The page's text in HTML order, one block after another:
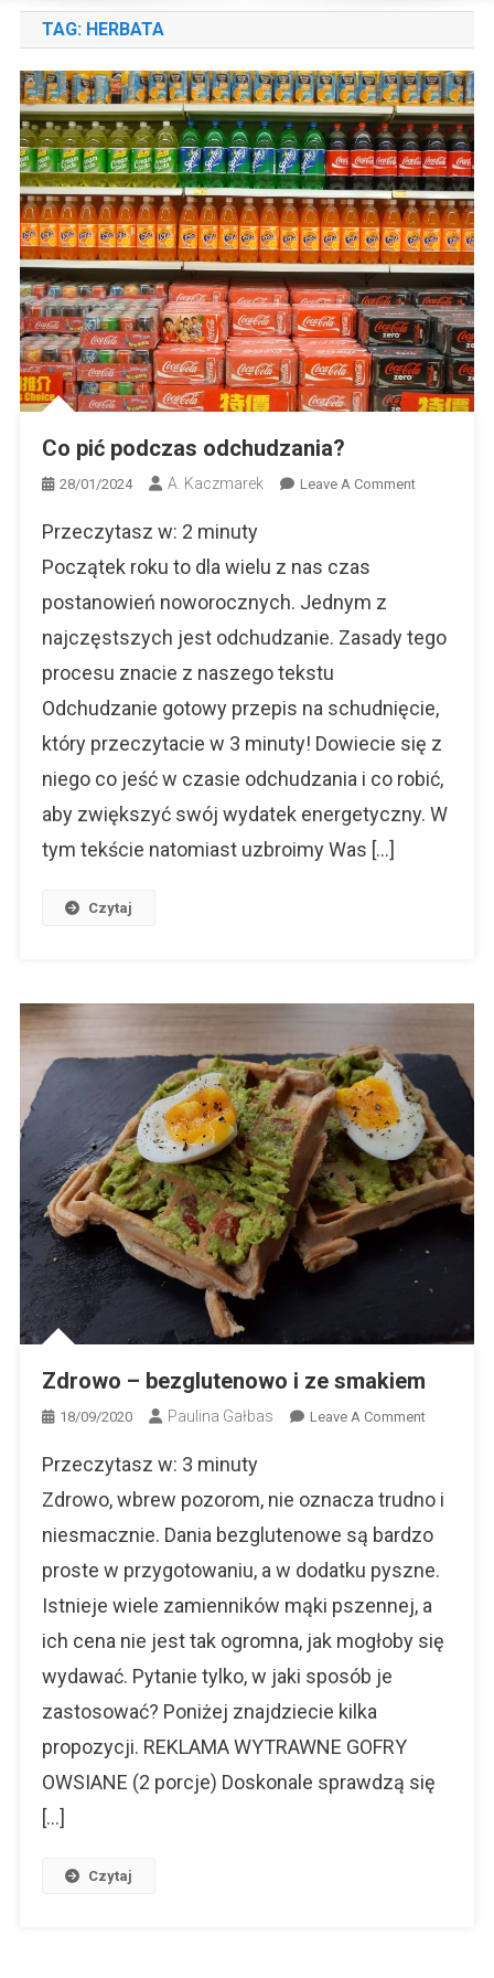
TAG: HERBATA
Co pić podczas odchudzania?
28/01/2024 A. Kaczmarek Leave A CommentOn
Przeczytasz w: 2 minuty
Początek roku to dla wielu z nas czas
postanowień noworocznych. Jednym z
najczęstszych jest odchudzanie. Zasady tego
procesu znacie z naszego tekstu
Odchudzanie gotowy przepis na schudnięcie,
który przeczytacie w 3 minuty! Dowiecie się z
niego co jeść w czasie odchudzania i co robić,
aby zwiększyć swój wydatek energetyczny. W
tym tekście natomiast uzbroimy Was […]
Czytaj
Zdrowo – bezglutenowo i ze smakiem
18/09/2020 Paulina Gałbas Leave A CommentOn
Ze
Smakiem
Przeczytasz w: 3 minuty
Zdrowo, wbrew pozorom, nie oznacza trudno i
niesmacznie. Dania bezglutenowe są bardzo
proste w przygotowaniu, a w dodatku pyszne.
Istnieje wiele zamienników mąki pszennej, a
ich cena nie jest tak ogromna, jak mogłoby się
wydawać. Pytanie tylko, w jaki sposób je
zastosować? Poniżej znajdziecie kilka
propozycji. REKLAMA WYTRAWNE GOFRY
OWSIANE (2 porcje) Doskonale sprawdzą się
[…]
Czytaj